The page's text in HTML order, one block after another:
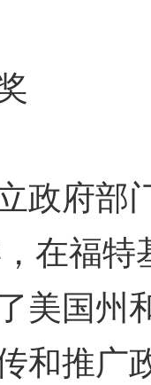
府部
在福
美国州
和推广